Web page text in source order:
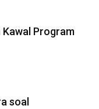
Program
soal